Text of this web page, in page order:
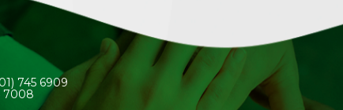
745 6909
7008